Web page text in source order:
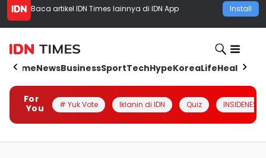
Baca artikel IDN Times lainnya di IDN App Install
HomeNewsBusinessSportTechHypeKoreaLifeHealth
For
You
# Yuk Vote Iklanin di IDN Quiz INSIDENESIA